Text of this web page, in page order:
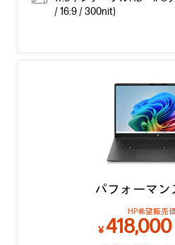
/ 16:9 / 300nit)
パフォーマン
HP希望販売
￥418,000